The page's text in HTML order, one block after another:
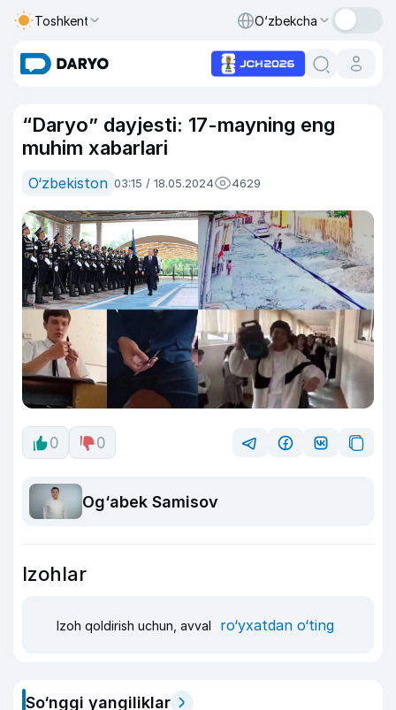
Toshkent O‘zbekcha
“Daryo” dayjesti: 17-mayning eng
muhim xabarlari
O‘zbekiston 03:15 / 18.05.2024 4629
0 0
Og‘abek Samisov
Izohlar
Izoh qoldirish uchun, avval ro‘yxatdan o‘ting
So‘nggi yangiliklar